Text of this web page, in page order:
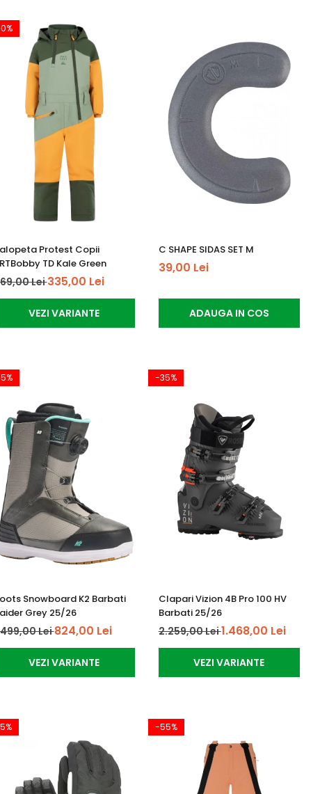
Protest Copii
TD Kale Green
Lei335,00 Lei
VEZI VARIANTE
C SHAPE SIDAS SET M
39,00 Lei
ADAUGA IN COS
Snowboard K2 Barbati
Grey 25/26
Lei824,00 Lei
VEZI VARIANTE
-35%
Clapari Vizion 4B Pro 100 HV
Barbati 25/26
2.259,00 Lei1.468,00 Lei
VEZI VARIANTE
-55%